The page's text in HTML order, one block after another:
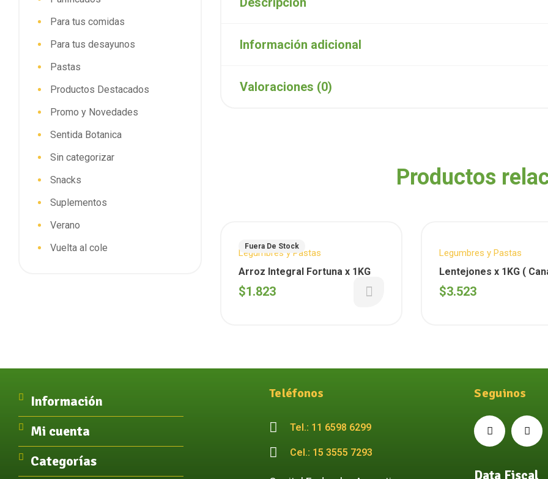
Información adicional
Valoraciones (0)
Productos
Fuera De Stock
Legumbres y Pastas
Arroz Integral Fortuna x 1KG
$1.823
Legumbres y Pastas
Lentejones x 1KG ( Canadiense
)
$3.523
Para tus comidas
Para tus desayunos
Pastas
Productos Destacados
Promo y Novedades
Sentida Botanica
Sin categorizar
Snacks
Suplementos
Verano
Vuelta al cole
Información
Mi cuenta
Categorías
Teléfonos
Tel.: 11 6598 6299
Cel.: 15 3555 7293
Seguinos
Data Fiscal